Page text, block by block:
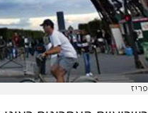
פריז